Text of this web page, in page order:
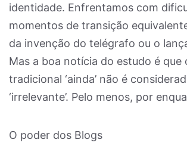
identidade. Enfrentamos com
momentos de transição
da invenção do telégrafo ou o
Mas a boa notícia do estudo é que
tradicional ‘ainda’ não é
‘irrelevante’. Pelo menos, por
O poder dos Blogs